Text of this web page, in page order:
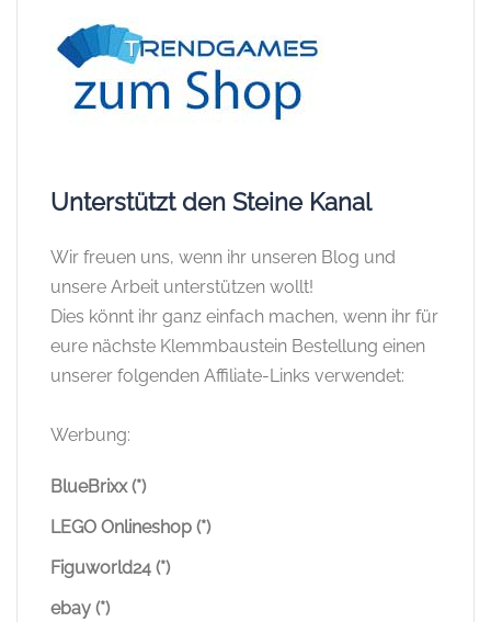
Unterstützt den Steine Kanal
Wir freuen uns, wenn ihr unseren Blog und
unsere Arbeit unterstützen wollt!
Dies könnt ihr ganz einfach machen, wenn ihr für
eure nächste Klemmbaustein Bestellung einen
unserer folgenden Affiliate-Links verwendet:
Werbung:
BlueBrixx (*)
LEGO Onlineshop (*)
Figuworld24 (*)
ebay (*)